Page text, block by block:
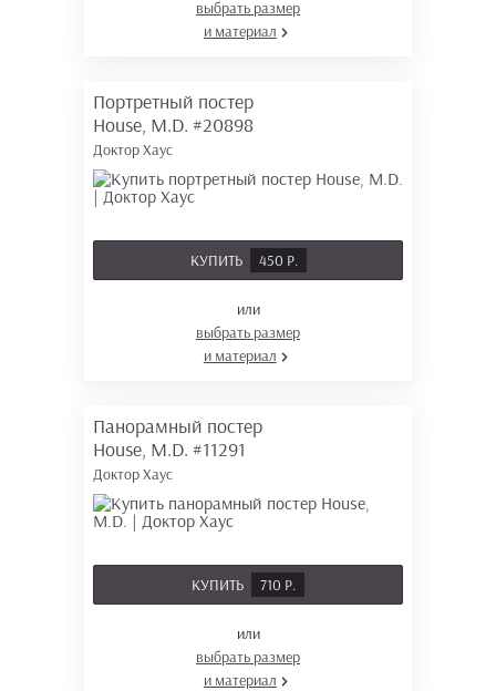
выбрать размер
и материал
Портретный постер
House, M.D. #20898
Доктор Хаус
КУПИТЬ 450 Р.
или
выбрать размер
и материал
Панорамный постер
House, M.D. #11291
Доктор Хаус
КУПИТЬ 710 Р.
или
выбрать размер
и материал